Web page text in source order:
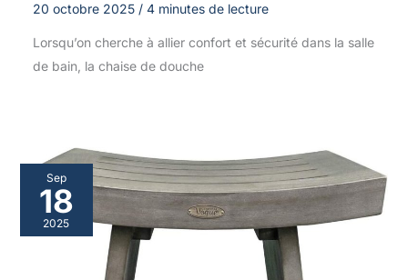
20 octobre 2025 / 4 minutes de lecture
Lorsqu’on cherche à allier confort et sécurité dans la salle
de bain, la chaise de douche
Sep
18
2025